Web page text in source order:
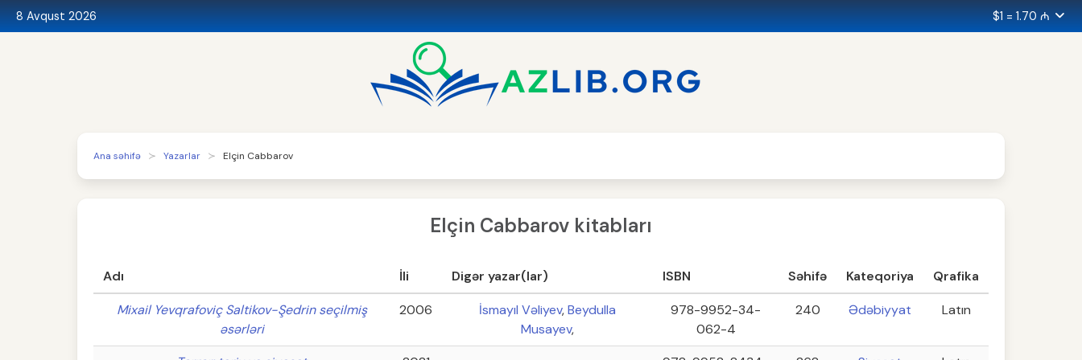
8 Avqust 2026 $1 = 1.70 ₼
Ana səhifə Yazarlar Elçin Cabbarov
Elçin Cabbarov kitabları
Adı İli Digər yazar(lar) ISBN Səhifə Kateqoriya
Qrafika
Mixail Yevqrafoviç Saltikov-Şedrin seçilmiş
əsərləri
2006 İsmayıl Vəliyev,Beydulla
Musayev,
978-9952-34-
062-4
240 Ədəbiyyat Latın